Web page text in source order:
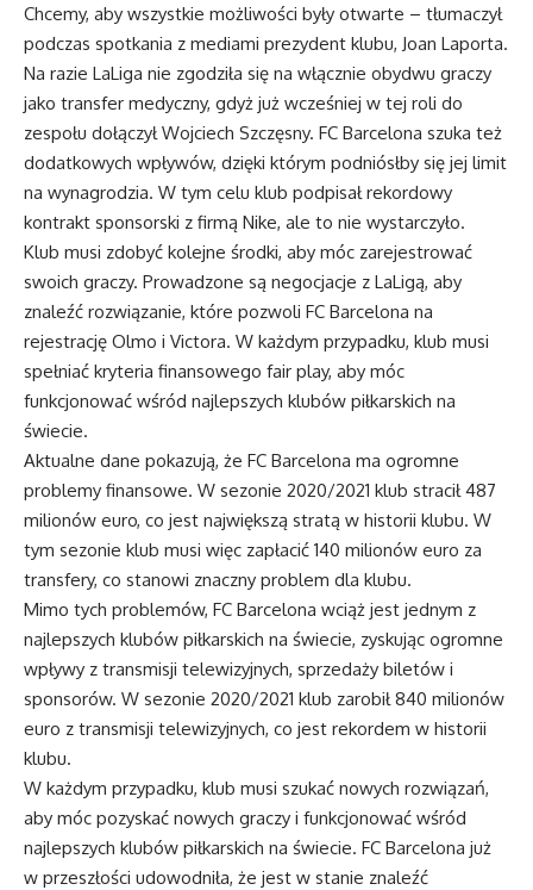
Chcemy, aby wszystkie możliwości były otwarte – tłumaczył
podczas spotkania z mediami prezydent klubu, Joan Laporta.
Na razie LaLiga nie zgodziła się na włącznie obydwu graczy
jako transfer medyczny, gdyż już wcześniej w tej roli do
zespołu dołączył Wojciech Szczęsny. FC Barcelona szuka też
dodatkowych wpływów, dzięki którym podniósłby się jej limit
na wynagrodzia. W tym celu klub podpisał rekordowy
kontrakt sponsorski z firmą Nike, ale to nie wystarczyło.
Klub musi zdobyć kolejne środki, aby móc zarejestrować
swoich graczy. Prowadzone są negocjacje z LaLigą, aby
znaleźć rozwiązanie, które pozwoli FC Barcelona na
rejestrację Olmo i Victora. W każdym przypadku, klub musi
spełniać kryteria finansowego fair play, aby móc
funkcjonować wśród najlepszych klubów piłkarskich na
świecie.
Aktualne dane pokazują, że FC Barcelona ma ogromne
problemy finansowe. W sezonie 2020/2021 klub stracił 487
milionów euro, co jest największą stratą w historii klubu. W
tym sezonie klub musi więc zapłacić 140 milionów euro za
transfery, co stanowi znaczny problem dla klubu.
Mimo tych problemów, FC Barcelona wciąż jest jednym z
najlepszych klubów piłkarskich na świecie, zyskując ogromne
wpływy z transmisji telewizyjnych, sprzedaży biletów i
sponsorów. W sezonie 2020/2021 klub zarobił 840 milionów
euro z transmisji telewizyjnych, co jest rekordem w historii
klubu.
W każdym przypadku, klub musi szukać nowych rozwiązań,
aby móc pozyskać nowych graczy i funkcjonować wśród
najlepszych klubów piłkarskich na świecie. FC Barcelona już
w przeszłości udowodniła, że jest w stanie znaleźć